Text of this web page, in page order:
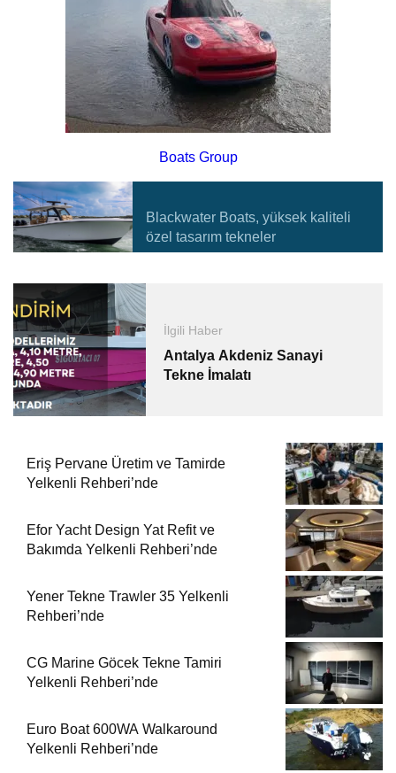
Boats Group
Blackwater Boats, yüksek kaliteli
özel tasarım tekneler
İlgili Haber
Antalya Akdeniz Sanayi
Tekne İmalatı
Eriş Pervane Üretim ve Tamirde
Yelkenli Rehberi’nde
Efor Yacht Design Yat Refit ve
Bakımda Yelkenli Rehberi’nde
Yener Tekne Trawler 35 Yelkenli
Rehberi’nde
CG Marine Göcek Tekne Tamiri
Yelkenli Rehberi’nde
Euro Boat 600WA Walkaround
Yelkenli Rehberi’nde